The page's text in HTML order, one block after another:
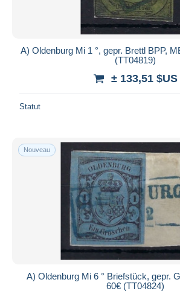
A) Oldenburg Mi 1 °, gepr. Brettl BPP,
(TT04819)
± 133,51 $US
Statut
Nouveau
A) Oldenburg Mi 6 ° Briefstück, gepr.
60€ (TT04824)